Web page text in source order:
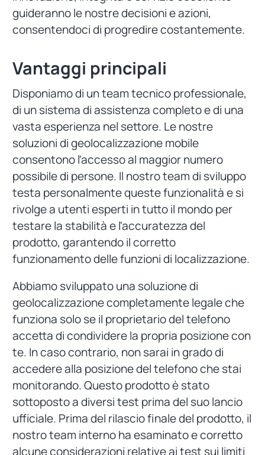
guideranno le nostre decisioni e azioni,
consentendoci di progredire costantemente.
Vantaggi principali
Disponiamo di un team tecnico professionale,
di un sistema di assistenza completo e di una
vasta esperienza nel settore. Le nostre
soluzioni di geolocalizzazione mobile
consentono l'accesso al maggior numero
possibile di persone. Il nostro team di sviluppo
testa personalmente queste funzionalità e si
rivolge a utenti esperti in tutto il mondo per
testare la stabilità e l'accuratezza del
prodotto, garantendo il corretto
funzionamento delle funzioni di localizzazione.
Abbiamo sviluppato una soluzione di
geolocalizzazione completamente legale che
funziona solo se il proprietario del telefono
accetta di condividere la propria posizione con
te. In caso contrario, non sarai in grado di
accedere alla posizione del telefono che stai
monitorando. Questo prodotto è stato
sottoposto a diversi test prima del suo lancio
ufficiale. Prima del rilascio finale del prodotto, il
nostro team interno ha esaminato e corretto
alcune considerazioni relative ai test sui limiti